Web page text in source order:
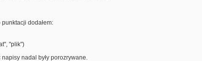
dodałem:
"plik")
nadal były porozrywane.